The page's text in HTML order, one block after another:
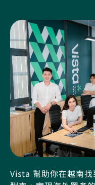
Vista 幫助你在越南